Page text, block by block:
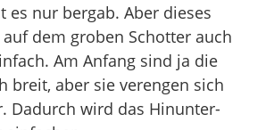
es nur bergab. Aber dieses
dem groben Schotter auch
Am Anfang sind ja die
breit, aber sie verengen sich
Dadurch wird das Hinunter-